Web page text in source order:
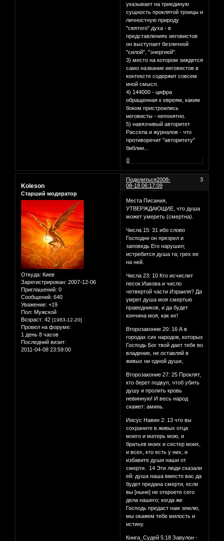
указывает на триединую
сущность проклятой троицы и
личностную природу
"святого" духа - в
представлениях иеговистов
он выступает безличной
"силой", "энергией".
3) место на котором зиждется
само название иеговистов в
контексте содержит совсем
иной смысл.
4) 144000 - цифра
обращенная к евреям, каким
боком пристроились
иеговисты - непонятно.
5) навязчивый авторитет
Рассела и журналов - что
противоречит "авторитету"
библии...
0
Поделиться 3
2008-
08-18 06:17:09
Koleson
Старший модератор
Откуда: Киев
Зарегистрирован: 2007-12-06
Приглашений: 0
Сообщений: 640
Уважение: +19
Пол: Мужской
Возраст: 42 [1983-12-20]
Провел на форуме:
1 день 8 часов
Последний визит:
2011-04-08 23:59:00
Места Писания,
УТВЕРЖДАЮЩИЕ, что душа
может умереть (смертна).
Числа 15: 31 ибо слово
Господне он презрел и
заповедь Его нарушил;
истребится душа та; грех ее
на ней.
Числа 23: 10 Кто исчислит
песок Иакова и число
четвертой части Израиля? Да
умрет душа моя смертью
праведников, и да будет
кончина моя, как их!
Второзаконие 20: 16 А в
городах сих народов, которых
Господь Бог твой дает тебе во
владение, не оставляй в
живых ни одной души,
Второзаконие 27: 25 Проклят,
кто берет подкуп, чтоб убить
душу и пролить кровь
невинную! И весь народ
скажет: аминь.
Иисус Навин 2: 13 что вы
сохраните в живых отца
моего и матерь мою, и
братьев моих и сестер моих,
и всех, кто есть у них, и
избавите души наши от
смерти. 14 Эти люди сказали
ей: душа наша вместо вас да
будет предана смерти, если
вы [ныне] не откроете сего
дела нашего; когда же
Господь предаст нам землю,
мы окажем тебе милость и
истину.
Книга_Судей 5:18 Завулон -